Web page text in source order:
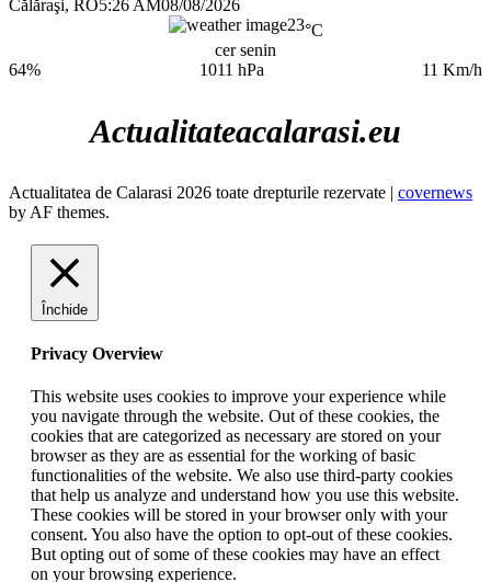
Călăraşi, RO5:26 AM08/08/2026
23°C
cer senin
64%
1011 hPa 11 Km/h
Actualitateacalarasi.eu
Actualitatea de Calarasi 2026 toate drepturile rezervate | covernews
by AF themes.
Închide
Privacy Overview
This website uses cookies to improve your experience while
you navigate through the website. Out of these cookies, the
cookies that are categorized as necessary are stored on your
browser as they are as essential for the working of basic
functionalities of the website. We also use third-party cookies
that help us analyze and understand how you use this website.
These cookies will be stored in your browser only with your
consent. You also have the option to opt-out of these cookies.
But opting out of some of these cookies may have an effect
on your browsing experience.